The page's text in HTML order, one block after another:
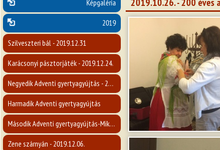
Képgaléria
2019
Szilveszteri bál - 2019.12.31
Karácsonyi pásztorjáték - 2019.12.24.
Negyedik Adventi gyertyagyújtás - 2019.12.22.
Harmadik Adventi gyertyagyújtás
Második Adventi gyertyagyújtás-Mikulásvárás - 2019.12.08.
Zene szárnyán - 2019.12.06.